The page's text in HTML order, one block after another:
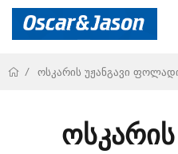
ოსკარის უჟანგავი
ოსკარის